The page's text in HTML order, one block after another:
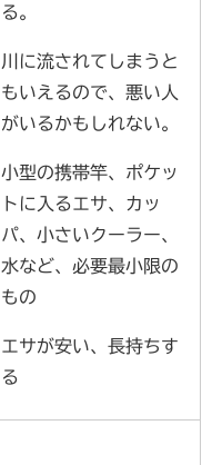
る。
川に流されてしまうと
もいえるので、悪い人
がいるかもしれない。
小型の携帯竿、ポケッ
トに入るエサ、カッ
パ、小さいクーラー、
水など、必要最小限の
もの
エサが安い、長持ちす
る